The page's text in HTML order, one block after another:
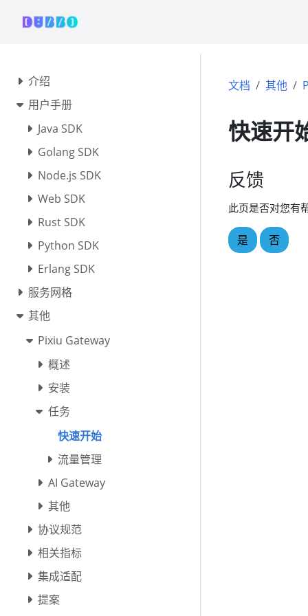
介绍
用户手册
Java SDK
Golang SDK
Node.js SDK
Web SDK
Rust SDK
Python SDK
Erlang SDK
服务网格
其他
Pixiu Gateway
概述
安装
任务
快速开始
流量管理
AI Gateway
其他
协议规范
相关指标
集成适配
提案
文档 其他
快速开
反馈
此页是否对您有
是 否